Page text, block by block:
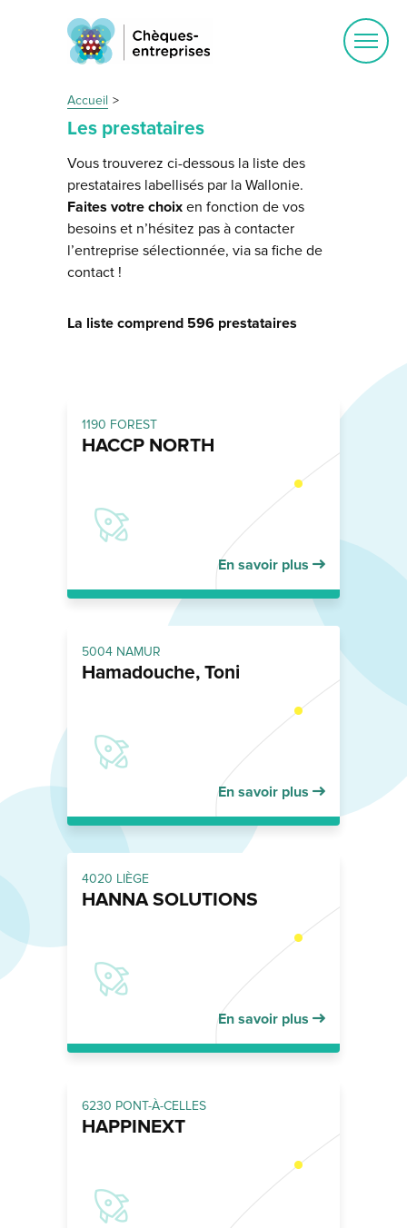
Accueil
Les prestataires
Vous trouverez ci-dessous la liste des
prestataires labellisés par la Wallonie.
Faites votre choix en fonction de vos
besoins et n’hésitez pas à contacter
l’entreprise sélectionnée, via sa fiche de
contact !
La liste comprend 596 prestataires
1190 FOREST
HACCP NORTH
En savoir plus
5004 NAMUR
Hamadouche, Toni
En savoir plus
4020 LIÈGE
HANNA SOLUTIONS
En savoir plus
6230 PONT-À-CELLES
HAPPINEXT
Ouvrir
le